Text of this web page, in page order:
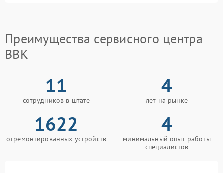
Преимущества сервисного центра
BBK
11
сотрудников в штате
4
лет на рынке
1622
отремонтированных устройств
4
минимальный опыт работы
специалистов